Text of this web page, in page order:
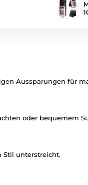
Aussparungen für
oder bequemem
Stil unterstreicht.